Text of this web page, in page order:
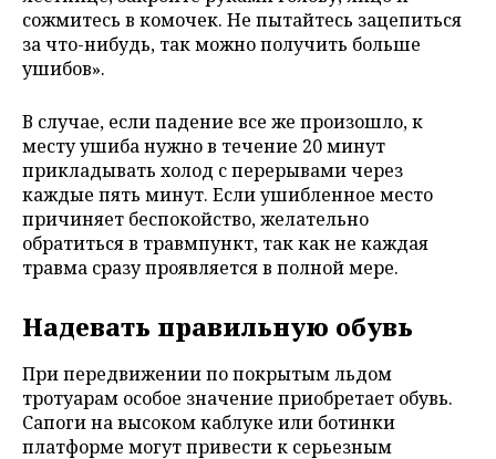
сожмитесь в комочек. Не пытайтесь зацепиться
за что-нибудь, так можно получить больше
ушибов».
В случае, если падение все же произошло, к
месту ушиба нужно в течение 20 минут
прикладывать холод с перерывами через
каждые пять минут. Если ушибленное место
причиняет беспокойство, желательно
обратиться в травмпункт, так как не каждая
травма сразу проявляется в полной мере.
Надевать правильную обувь
При передвижении по покрытым льдом
тротуарам особое значение приобретает обувь.
Сапоги на высоком каблуке или ботинки
платформе могут привести к серьезным